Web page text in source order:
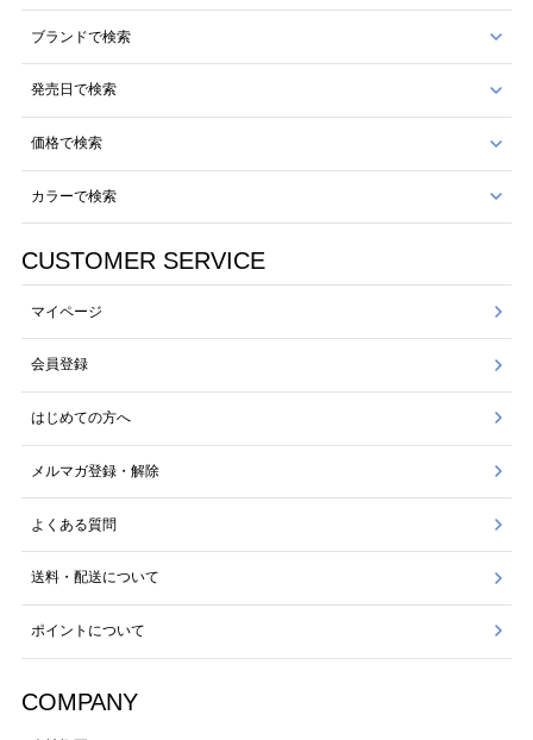
ブランドで検索
発売日で検索
価格で検索
カラーで検索
CUSTOMER SERVICE
マイページ
会員登録
はじめての方へ
メルマガ登録・解除
よくある質問
送料・配送について
ポイントについて
COMPANY